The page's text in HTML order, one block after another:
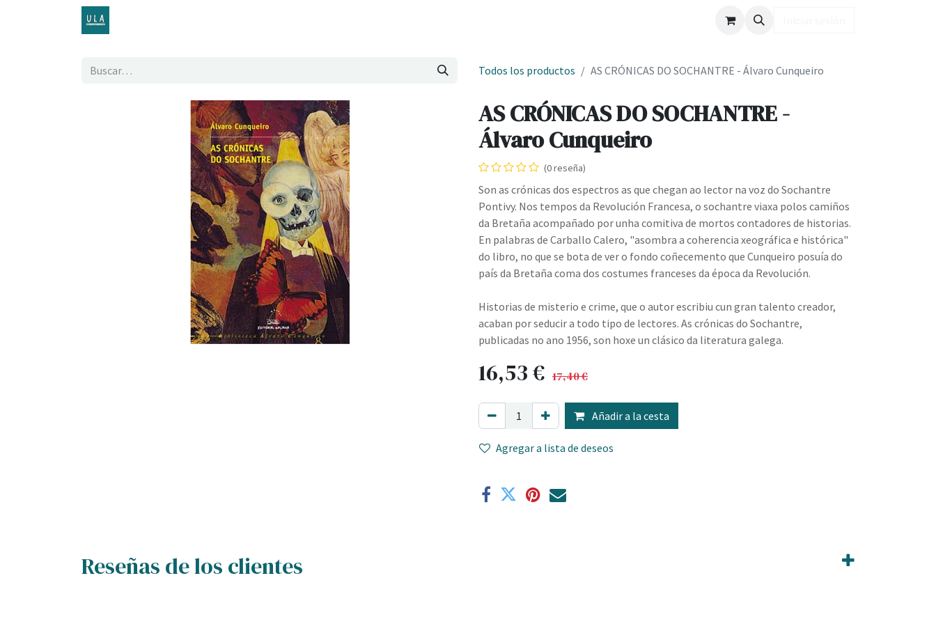
Todos los productos AS CRÓNICAS DO SOCHANTRE - Álvaro Cunqueiro
AS CRÓNICAS DO SOCHANTRE -
Álvaro Cunqueiro
(0 reseña)
Son as crónicas dos espectros as que chegan ao lector na voz do Sochantre
Pontivy. Nos tempos da Revolución Francesa, o sochantre viaxa polos camiños
da Bretaña acompañado por unha comitiva de mortos contadores de historias.
En palabras de Carballo Calero, "asombra a coherencia xeográfica e histórica"
do libro, no que se bota de ver o fondo coñecemento que Cunqueiro posuía do
país da Bretaña coma dos costumes franceses da época da Revolución.
Historias de misterio e crime, que o autor escribiu cun gran talento creador,
acaban por seducir a todo tipo de lectores. As crónicas do Sochantre,
publicadas no ano 1956, son hoxe un clásico da literatura galega.
16,53€ 17,40€
Añadir a la cesta
Agregar a lista de deseos
Reseñas de los clientes